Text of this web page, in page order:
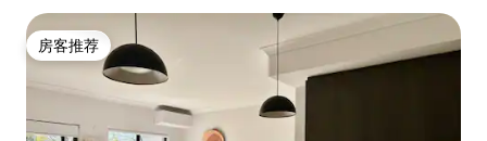
房客推荐
房客推荐